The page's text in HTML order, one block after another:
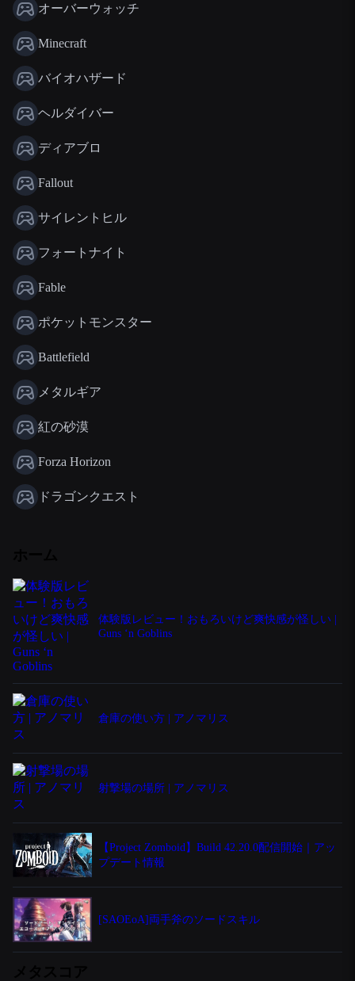
オーバーウォッチ
Minecraft
バイオハザード
ヘルダイバー
ディアブロ
Fallout
サイレントヒル
フォートナイト
Fable
ポケットモンスター
Battlefield
メタルギア
紅の砂漠
Forza Horizon
ドラゴンクエスト
体験版レビュー！おもろいけど爽快感が怪しい |
Guns ‘n Goblins
倉庫の使い方 | アノマリス
射撃場の場所 | アノマリス
【Project Zomboid】Build 42.20.0配信開始｜アッ
プデート情報
[SAOEoA]両手斧のソードスキル